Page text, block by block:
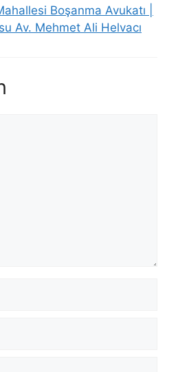
Boşanma Avukatı |
Av. Mehmet Ali Helvacı